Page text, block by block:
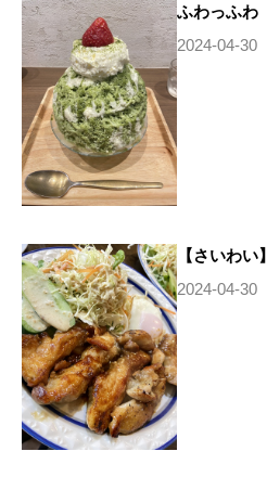
ふわっふわ
2024-04-30
【さいわい】
2024-04-30